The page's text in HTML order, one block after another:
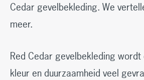
Cedar gevelbekleding. We
meer.
Red Cedar gevelbekleding
kleur en duurzaamheid veel